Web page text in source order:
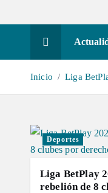
Inicio Liga
Deportes
Liga BetPlay
rebelión de 8